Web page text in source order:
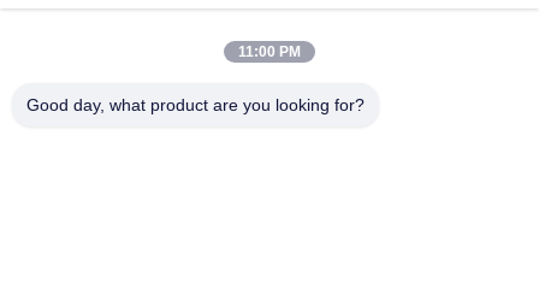
86--18682161132
11:00 PM
Good day, what product are you looking for?